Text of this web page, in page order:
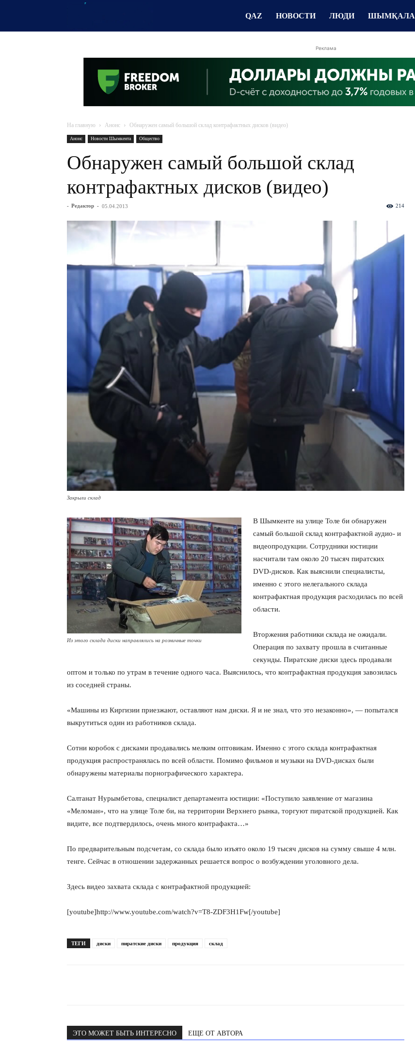
QAZ НОВОСТИ ЛЮДИ ШЫМҚАЛА
Реклама
На главную Анонс Обнаружен самый большой склад контрафактных дисков (видео)
Анонс Новости Шымкента Общество
Обнаружен самый большой склад
контрафактных дисков (видео)
- Редактор - 05.04.2013 214
Закрыли склад
Из этого склада диски направлялись на розничные точки
В Шымкенте на улице Толе би обнаружен
самый большой склад контрафактной аудио- и
видеопродукции. Сотрудники юстиции
насчитали там около 20 тысяч пиратских
DVD-дисков. Как выяснили специалисты,
именно с этого нелегального склада
контрафактная продукция расходилась по всей
области.
Вторжения работники склада не ожидали.
Операция по захвату прошла в считанные
секунды. Пиратские диски здесь продавали
оптом и только по утрам в течение одного часа. Выяснилось, что контрафактная продукция завозилась
из соседней страны.
«Машины из Киргизии приезжают, оставляют нам диски. Я и не знал, что это незаконно», — попытался
выкрутиться один из работников склада.
Сотни коробок с дисками продавались мелким оптовикам. Именно с этого склада контрафактная
продукция распространялась по всей области. Помимо фильмов и музыки на DVD-дисках были
обнаружены материалы порнографического характера.
Салтанат Нурымбетова, специалист департамента юстиции: «Поступило заявление от магазина
«Меломан», что на улице Толе би, на территории Верхнего рынка, торгуют пиратской продукцией. Как
видите, все подтвердилось, очень много контрафакта…»
По предварительным подсчетам, со склада было изъято около 19 тысяч дисков на сумму свыше 4 млн.
тенге. Сейчас в отношении задержанных решается вопрос о возбуждении уголовного дела.
Здесь видео захвата склада с контрафактной продукцией:
[youtube]http://www.youtube.com/watch?v=T8-ZDF3H1Fw[/youtube]
ТЕГИ диски пиратские диски продукция склад
ЭТО МОЖЕТ БЫТЬ ИНТЕРЕСНО ЕЩЕ ОТ АВТОРА